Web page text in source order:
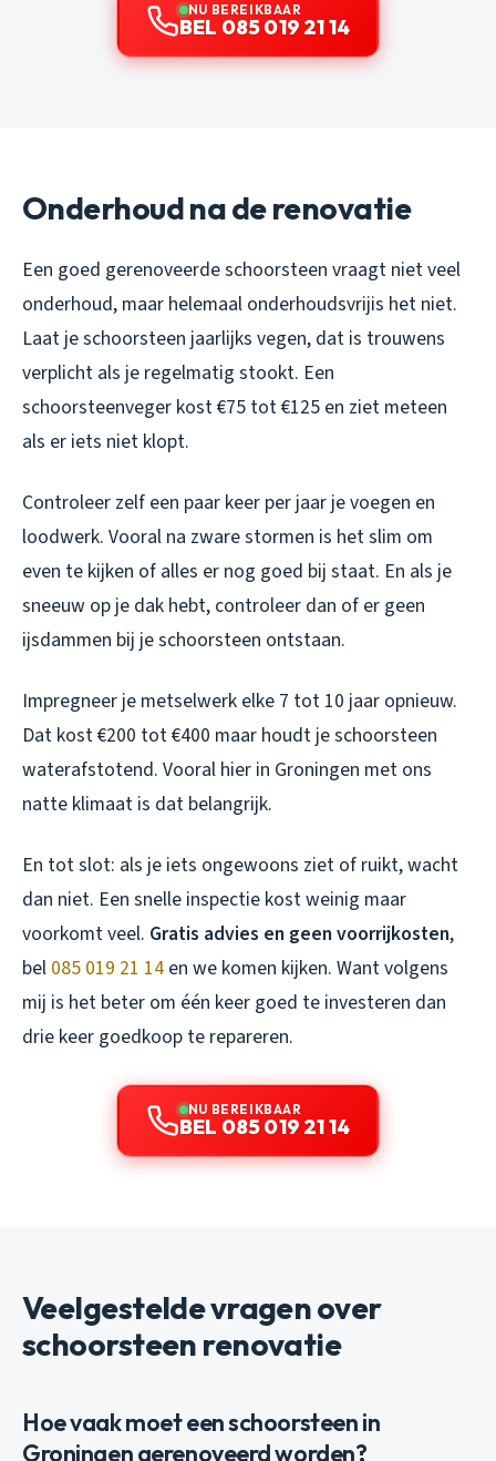
NU BEREIKBAAR
BEL 085 019 21 14
Onderhoud na de renovatie
Een goed gerenoveerde schoorsteen vraagt niet veel
onderhoud, maar helemaal onderhoudsvrijis het niet.
Laat je schoorsteen jaarlijks vegen, dat is trouwens
verplicht als je regelmatig stookt. Een
schoorsteenveger kost €75 tot €125 en ziet meteen
als er iets niet klopt.
Controleer zelf een paar keer per jaar je voegen en
loodwerk. Vooral na zware stormen is het slim om
even te kijken of alles er nog goed bij staat. En als je
sneeuw op je dak hebt, controleer dan of er geen
ijsdammen bij je schoorsteen ontstaan.
Impregneer je metselwerk elke 7 tot 10 jaar opnieuw.
Dat kost €200 tot €400 maar houdt je schoorsteen
waterafstotend. Vooral hier in Groningen met ons
natte klimaat is dat belangrijk.
En tot slot: als je iets ongewoons ziet of ruikt, wacht
dan niet. Een snelle inspectie kost weinig maar
voorkomt veel. Gratis advies en geen voorrijkosten,
bel 085 019 21 14 en we komen kijken. Want volgens
mij is het beter om één keer goed te investeren dan
drie keer goedkoop te repareren.
NU BEREIKBAAR
BEL 085 019 21 14
Veelgestelde vragen over
schoorsteen renovatie
Hoe vaak moet een schoorsteen in
Groningen gerenoveerd worden?